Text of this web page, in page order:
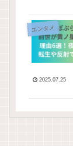
エンタメ
2025.07.25